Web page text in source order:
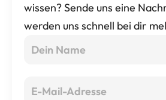
wissen? Sende uns eine
werden uns schnell bei dir